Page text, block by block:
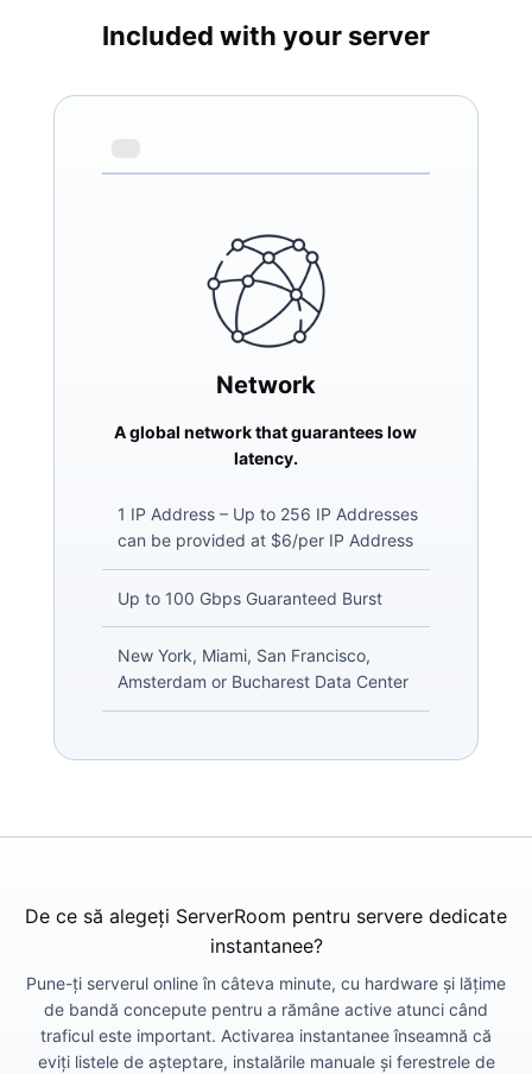
Included with your server
Network
A global network that guarantees low
latency.
1 IP Address – Up to 256 IP Addresses
can be provided at $6/per IP Address
Up to 100 Gbps Guaranteed Burst
New York, Miami, San Francisco,
Amsterdam or Bucharest Data Center
De ce să alegeți ServerRoom pentru servere dedicate
instantanee?
Pune-ți serverul online în câteva minute, cu hardware și lățime
de bandă concepute pentru a rămâne active atunci când
traficul este important. Activarea instantanee înseamnă că
eviți listele de așteptare, instalările manuale și ferestrele de